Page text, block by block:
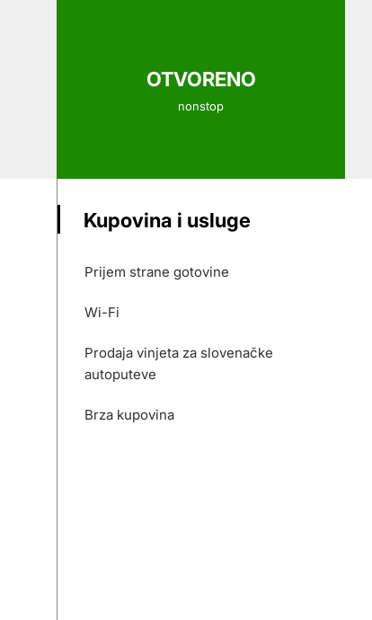
OTVORENO
nonstop
Kupovina i usluge
Prijem strane gotovine
Wi-Fi
Prodaja vinjeta za slovenačke
autoputeve
Brza kupovina